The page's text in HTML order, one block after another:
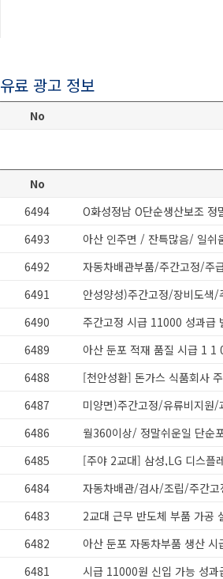
유료 광고 정보
No
No
6494
6493
6492
자동차배관부품/주간고정/주
6491
안성양성)주간고정/장비도색
6490
주간고정 시급 11000 성과급
6489
아산 둔포 적재 품질 시급 1 1
6488
6487
미양면)주간고정/유류비지원
6486
6485
[주야 2교대] 삼성,LG 디스플
6484
자동차배관/검사/조립/주간
6483
2교대 근무 반도체 부품 가공
6482
아산 둔포 자동차부품 생산
6481
시급 11000원 신입 가능 성과